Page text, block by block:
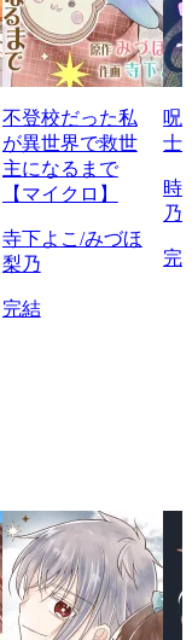
不登校だった私
が異世界で救世
主になるまで
【マイクロ】
寺下よこ/みづほ
梨乃
完結
呪
士
時
乃
完